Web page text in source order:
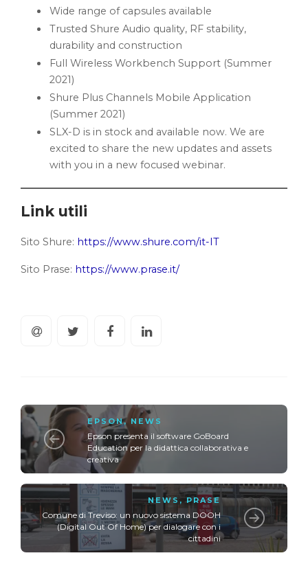
Wide range of capsules available
Trusted Shure Audio quality, RF stability,
durability and construction
Full Wireless Workbench Support (Summer
2021)
Shure Plus Channels Mobile Application
(Summer 2021)
SLX-D is in stock and available now. We are
excited to share the new updates and assets
with you in a new focused webinar.
Link utili
Sito Shure: https://www.shure.com/it-IT
Sito Prase: https://www.prase.it/
EPSON, NEWS
Epson presenta il software GoBoard
Education per la didattica collaborativa e
creativa
NEWS ,PRASE
Comune di Treviso: un nuovo sistema DOOH
(Digital Out Of Home) per dialogare con i
cittadini